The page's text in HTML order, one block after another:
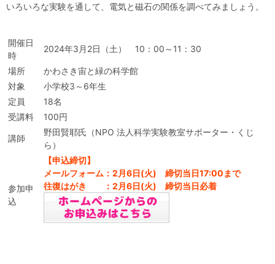
よくある質問
いろいろな実験を通して、電気と磁石の関係を調べてみましょう。
開催日
時
2024年3月2日（土） 10：00～11：30
場所
かわさき宙と緑の科学館
対象
小学校3～6年生
定員
18名
受講料
100円
講師
野田賢耶氏（NPO 法人科学実験教室サポーター・くじ
ら）
参加申
込
【申込締切】
メールフォーム：2月6日(火) 締切当日17:00まで
往復はがき ：2月6日(火) 締切当日必着